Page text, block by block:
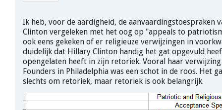
Ik heb, voor de aardigheid, de aanvaardingstoespraken
Clinton vergeleken met het oog op "appeals to
ook eens gekeken of er religieuze verwijzingen in
duidelijk dat Hillary Clinton handig het gat opgevuld
opengelaten heeft in zijn retoriek. Vooral haar
Founders in Philadelphia was een schot in de roos. Het
slechts om retoriek, maar retoriek is ook belangrijk.